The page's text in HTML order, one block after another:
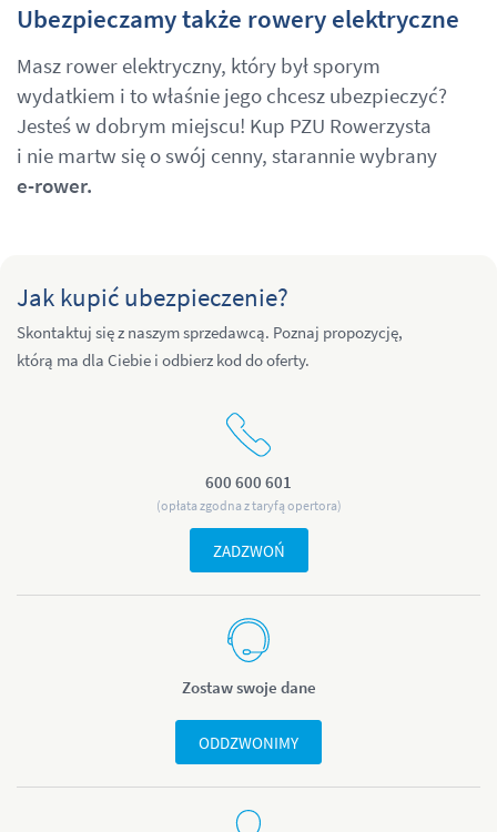
Ubezpieczamy także rowery elektryczne
Masz rower elektryczny, który był sporym
wydatkiem i to właśnie jego chcesz ubezpieczyć?
Jesteś w dobrym miejscu! Kup PZU Rowerzysta
i nie martw się o swój cenny, starannie wybrany
e-rower.
Jak kupić ubezpieczenie?
Skontaktuj się z naszym sprzedawcą. Poznaj propozycję,
którą ma dla Ciebie i odbierz kod do oferty.
600 600 601
(opłata zgodna z taryfą opertora)
ZADZWOŃ
Zostaw swoje dane
ODDZWONIMY